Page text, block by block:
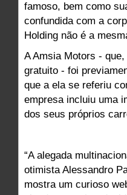
famoso, bem como
confundida com a
Holding não é a
A Amsia Motors -
gratuito - foi
que a ela se referiu
empresa incluiu uma
dos seus próprios
“A alegada
otimista Alessandro
mostra um curioso